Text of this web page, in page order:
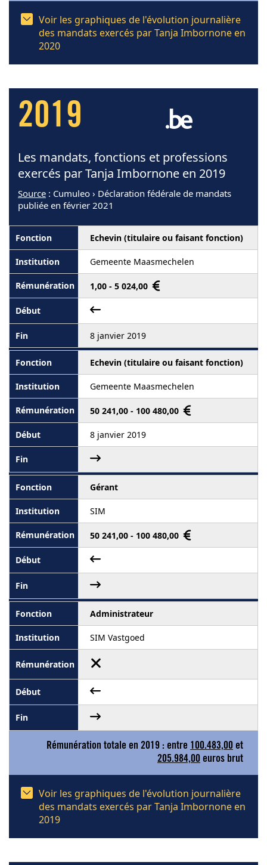
Voir les graphiques de l'évolution journalière
des mandats exercés par Tanja Imbornone en
2020
2019
Les mandats, fonctions et professions
exercés par Tanja Imbornone en 2019
Source : Cumuleo › Déclaration fédérale de mandats
publiée en février 2021
Echevin (titulaire ou faisant fonction)
Gemeente Maasmechelen
1,00 - 5 024,00
8 janvier 2019
Echevin (titulaire ou faisant fonction)
Gemeente Maasmechelen
50 241,00 - 100 480,00
8 janvier 2019
Gérant
SIM
50 241,00 - 100 480,00
Administrateur
SIM Vastgoed
Rémunération totale en 2019 : entre 100.483,00 et
205.984,00 euros brut
Voir les graphiques de l'évolution journalière
des mandats exercés par Tanja Imbornone en
2019